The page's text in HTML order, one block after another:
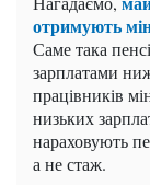
отримують
Саме така
зарплатами
працівників
низьких
нараховують
а не стаж.